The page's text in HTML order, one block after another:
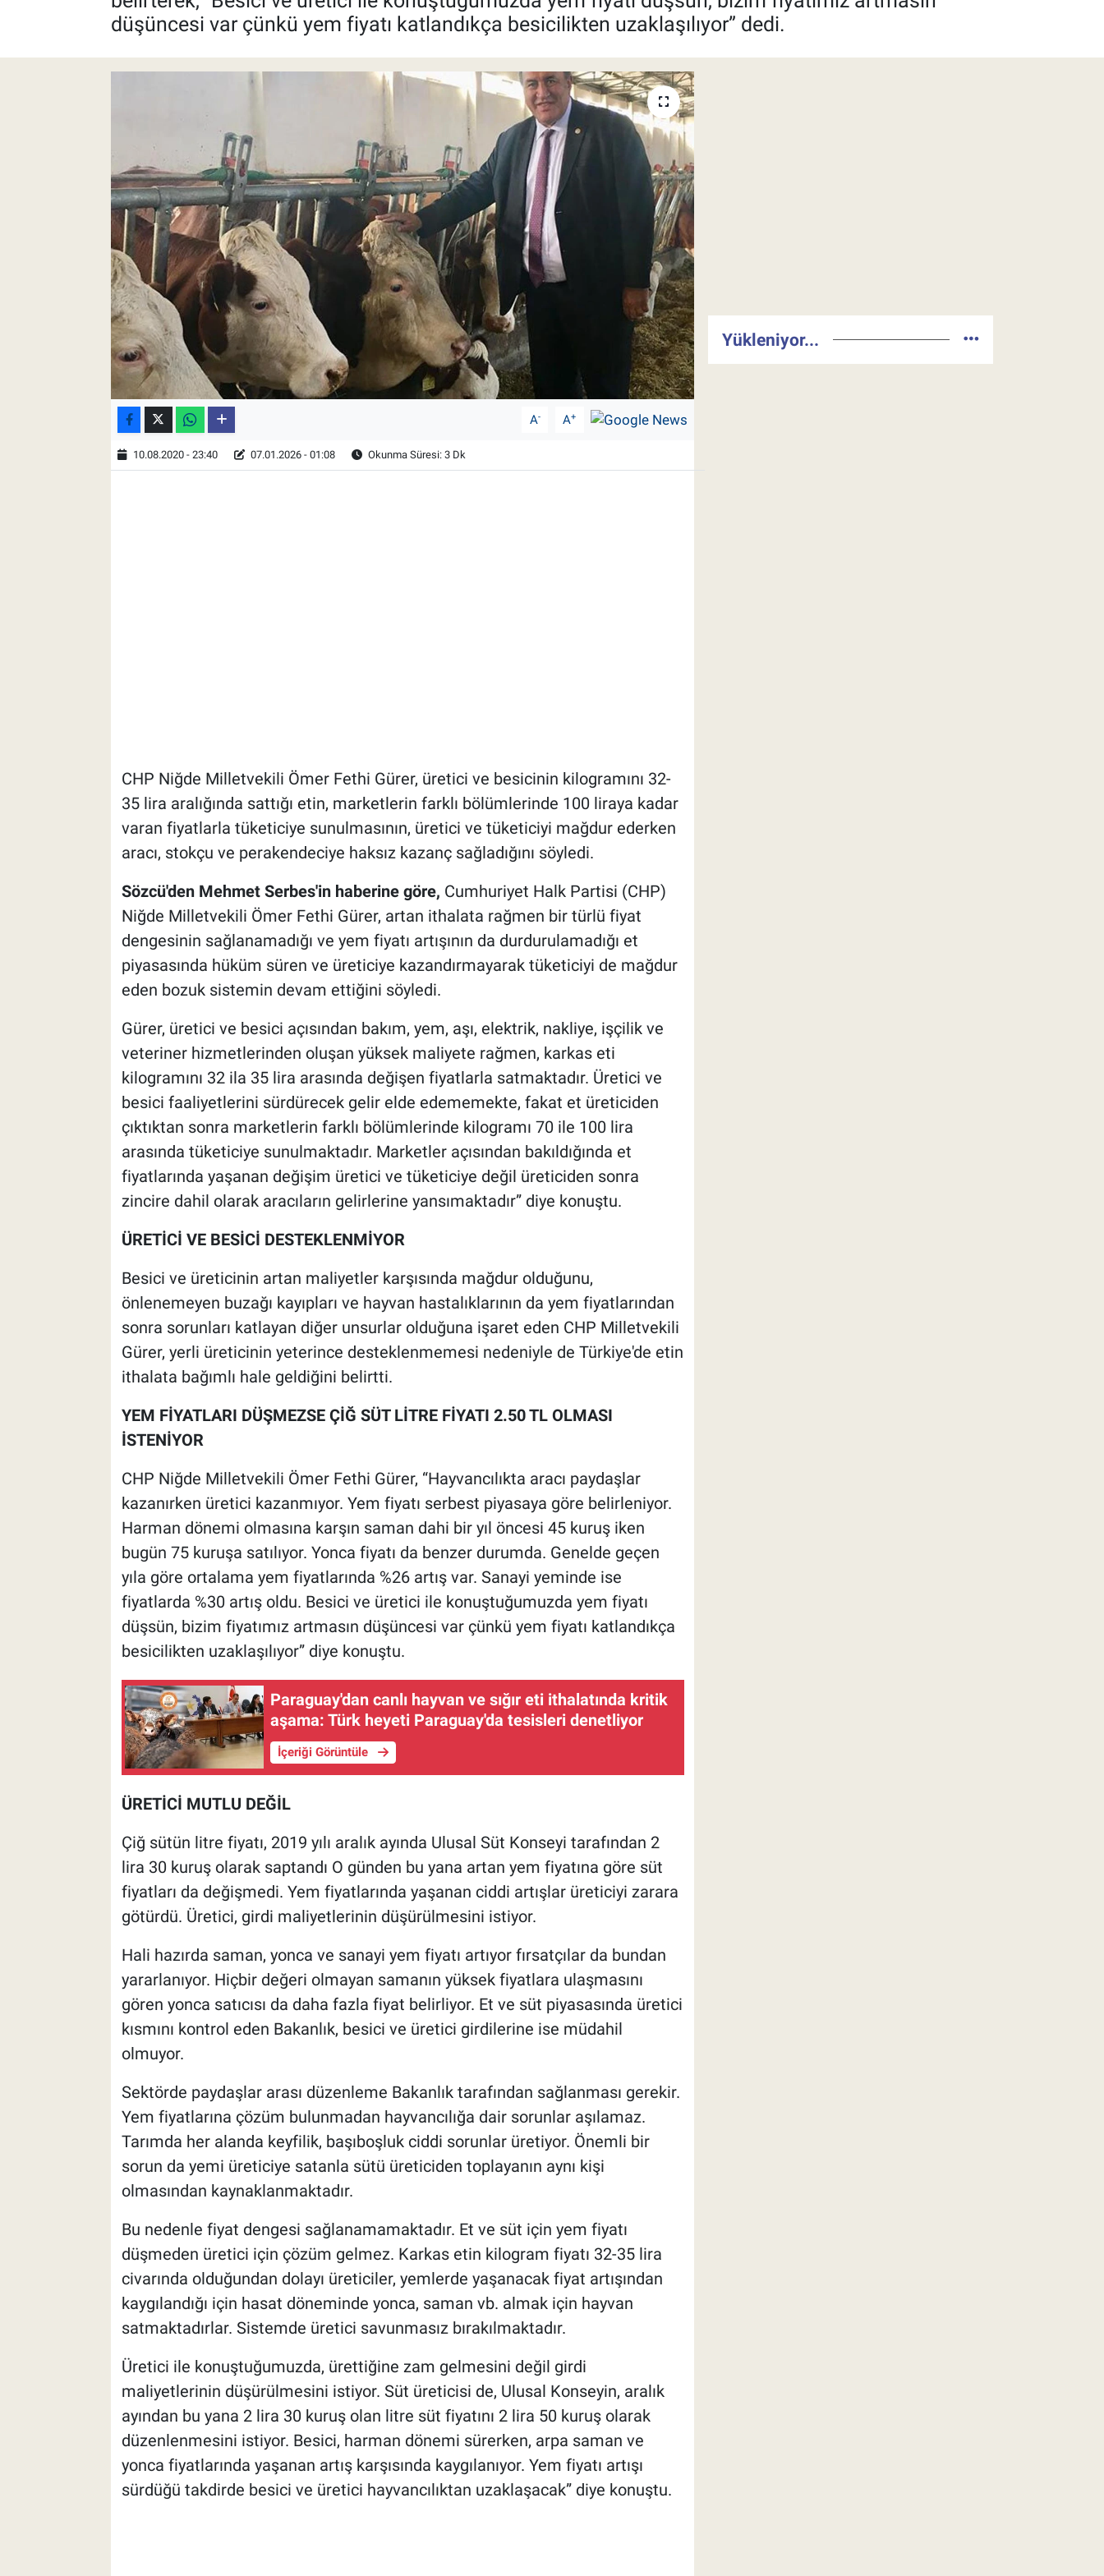
düşüncesi var çünkü yem fiyatı katlandıkça besicilikten uzaklaşılıyor” dedi.
A- A+
10.08.2020 - 23:40 07.01.2026 - 01:08 Okunma Süresi: 3 Dk
CHP Niğde Milletvekili Ömer Fethi Gürer, üretici ve besicinin kilogramını 32-
35 lira aralığında sattığı etin, marketlerin farklı bölümlerinde 100 liraya kadar
varan fiyatlarla tüketiciye sunulmasının, üretici ve tüketiciyi mağdur ederken
aracı, stokçu ve perakendeciye haksız kazanç sağladığını söyledi.
Sözcü'den Mehmet Serbes'in haberine göre, Cumhuriyet Halk Partisi (CHP)
Niğde Milletvekili Ömer Fethi Gürer, artan ithalata rağmen bir türlü fiyat
dengesinin sağlanamadığı ve yem fiyatı artışının da durdurulamadığı et
piyasasında hüküm süren ve üreticiye kazandırmayarak tüketiciyi de mağdur
eden bozuk sistemin devam ettiğini söyledi.
Gürer, üretici ve besici açısından bakım, yem, aşı, elektrik, nakliye, işçilik ve
veteriner hizmetlerinden oluşan yüksek maliyete rağmen, karkas eti
kilogramını 32 ila 35 lira arasında değişen fiyatlarla satmaktadır. Üretici ve
besici faaliyetlerini sürdürecek gelir elde edememekte, fakat et üreticiden
çıktıktan sonra marketlerin farklı bölümlerinde kilogramı 70 ile 100 lira
arasında tüketiciye sunulmaktadır. Marketler açısından bakıldığında et
fiyatlarında yaşanan değişim üretici ve tüketiciye değil üreticiden sonra
zincire dahil olarak aracıların gelirlerine yansımaktadır” diye konuştu.
ÜRETİCİ VE BESİCİ DESTEKLENMİYOR
Besici ve üreticinin artan maliyetler karşısında mağdur olduğunu,
önlenemeyen buzağı kayıpları ve hayvan hastalıklarının da yem fiyatlarından
sonra sorunları katlayan diğer unsurlar olduğuna işaret eden CHP Milletvekili
Gürer, yerli üreticinin yeterince desteklenmemesi nedeniyle de Türkiye'de etin
ithalata bağımlı hale geldiğini belirtti.
YEM FİYATLARI DÜŞMEZSE ÇİĞ SÜT LİTRE FİYATI 2.50 TL OLMASI
İSTENİYOR
CHP Niğde Milletvekili Ömer Fethi Gürer, “Hayvancılıkta aracı paydaşlar
kazanırken üretici kazanmıyor. Yem fiyatı serbest piyasaya göre belirleniyor.
Harman dönemi olmasına karşın saman dahi bir yıl öncesi 45 kuruş iken
bugün 75 kuruşa satılıyor. Yonca fiyatı da benzer durumda. Genelde geçen
yıla göre ortalama yem fiyatlarında %26 artış var. Sanayi yeminde ise
fiyatlarda %30 artış oldu. Besici ve üretici ile konuştuğumuzda yem fiyatı
düşsün, bizim fiyatımız artmasın düşüncesi var çünkü yem fiyatı katlandıkça
besicilikten uzaklaşılıyor” diye konuştu.
Paraguay'dan canlı hayvan ve sığır eti ithalatında kritik
aşama: Türk heyeti Paraguay'da tesisleri denetliyor
İçeriği Görüntüle
ÜRETİCİ MUTLU DEĞİL
Çiğ sütün litre fiyatı, 2019 yılı aralık ayında Ulusal Süt Konseyi tarafından 2
lira 30 kuruş olarak saptandı O günden bu yana artan yem fiyatına göre süt
fiyatları da değişmedi. Yem fiyatlarında yaşanan ciddi artışlar üreticiyi zarara
götürdü. Üretici, girdi maliyetlerinin düşürülmesini istiyor.
Hali hazırda saman, yonca ve sanayi yem fiyatı artıyor fırsatçılar da bundan
yararlanıyor. Hiçbir değeri olmayan samanın yüksek fiyatlara ulaşmasını
gören yonca satıcısı da daha fazla fiyat belirliyor. Et ve süt piyasasında üretici
kısmını kontrol eden Bakanlık, besici ve üretici girdilerine ise müdahil
olmuyor.
Sektörde paydaşlar arası düzenleme Bakanlık tarafından sağlanması gerekir.
Yem fiyatlarına çözüm bulunmadan hayvancılığa dair sorunlar aşılamaz.
Tarımda her alanda keyfilik, başıboşluk ciddi sorunlar üretiyor. Önemli bir
sorun da yemi üreticiye satanla sütü üreticiden toplayanın aynı kişi
olmasından kaynaklanmaktadır.
Bu nedenle fiyat dengesi sağlanamamaktadır. Et ve süt için yem fiyatı
düşmeden üretici için çözüm gelmez. Karkas etin kilogram fiyatı 32-35 lira
civarında olduğundan dolayı üreticiler, yemlerde yaşanacak fiyat artışından
kaygılandığı için hasat döneminde yonca, saman vb. almak için hayvan
satmaktadırlar. Sistemde üretici savunmasız bırakılmaktadır.
Üretici ile konuştuğumuzda, ürettiğine zam gelmesini değil girdi
maliyetlerinin düşürülmesini istiyor. Süt üreticisi de, Ulusal Konseyin, aralık
ayından bu yana 2 lira 30 kuruş olan litre süt fiyatını 2 lira 50 kuruş olarak
düzenlenmesini istiyor. Besici, harman dönemi sürerken, arpa saman ve
yonca fiyatlarında yaşanan artış karşısında kaygılanıyor. Yem fiyatı artışı
sürdüğü takdirde besici ve üretici hayvancılıktan uzaklaşacak” diye konuştu.
Yükleniyor...
Pankobirlik
Et fiyatları
Dünyada Tarım
Üretici Birlikleri
Şeker ve Şekerli Mamüller
Tahıllar ve Baklagiller